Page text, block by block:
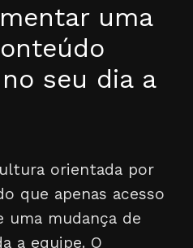
uma
seu dia a
orientada por
que apenas acesso
uma mudança de
a equipe. O